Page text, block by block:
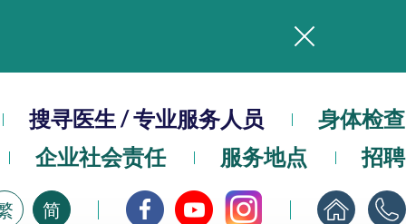
本院在暴雨或台风警告信号 (包括黑色暴雨及8号或以上热带气旋警告信号) 下，仍会维持有限度服务。如有查询，可致电2711 5222。
请即下载
搜寻医生 / 专业服务人员
身体检查
企业社会责任
服务地点 招聘
简